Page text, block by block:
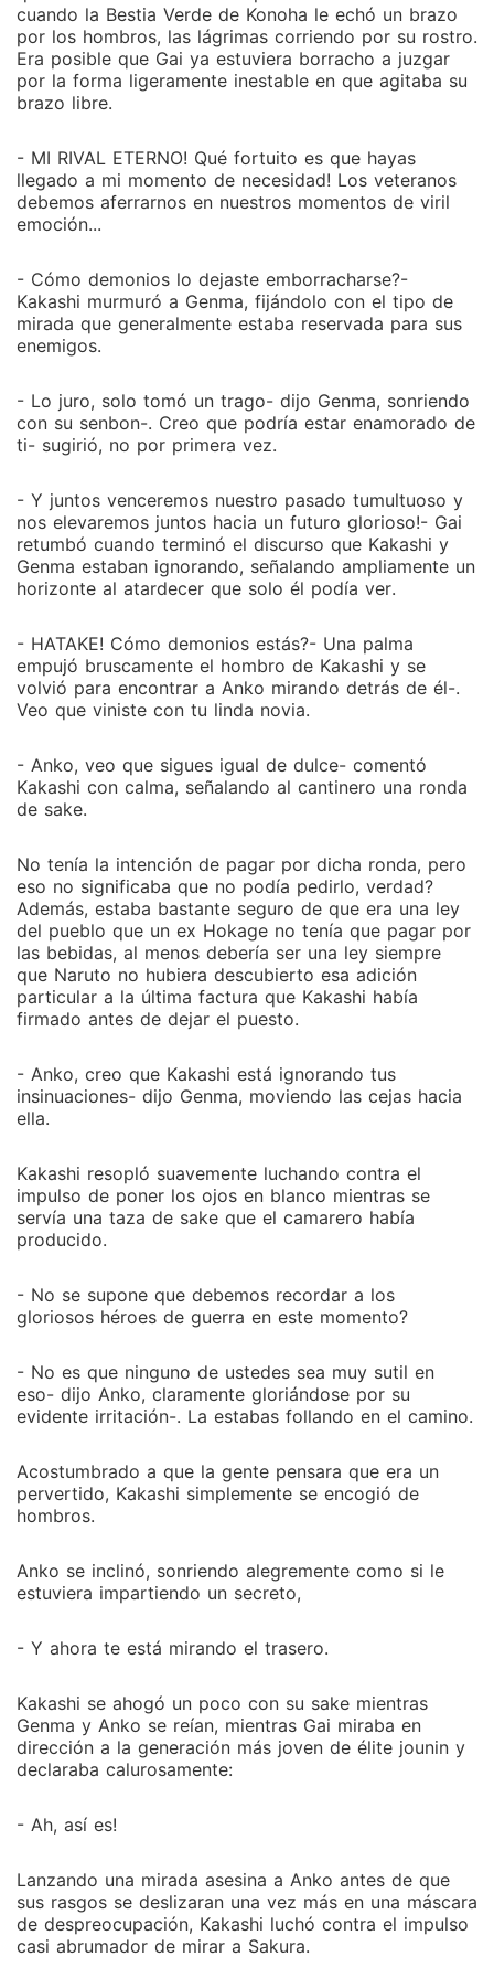
cuando la Bestia Verde de Konoha le echó un brazo
por los hombros, las lágrimas corriendo por su rostro.
Era posible que Gai ya estuviera borracho a juzgar
por la forma ligeramente inestable en que agitaba su
brazo libre.
- MI RIVAL ETERNO! Qué fortuito es que hayas
llegado a mi momento de necesidad! Los veteranos
debemos aferrarnos en nuestros momentos de viril
emoción...
- Cómo demonios lo dejaste emborracharse?-
Kakashi murmuró a Genma, fijándolo con el tipo de
mirada que generalmente estaba reservada para sus
enemigos.
- Lo juro, solo tomó un trago- dijo Genma, sonriendo
con su senbon-. Creo que podría estar enamorado de
ti- sugirió, no por primera vez.
- Y juntos venceremos nuestro pasado tumultuoso y
nos elevaremos juntos hacia un futuro glorioso!- Gai
retumbó cuando terminó el discurso que Kakashi y
Genma estaban ignorando, señalando ampliamente un
horizonte al atardecer que solo él podía ver.
- HATAKE! Cómo demonios estás?- Una palma
empujó bruscamente el hombro de Kakashi y se
volvió para encontrar a Anko mirando detrás de él-.
Veo que viniste con tu linda novia.
- Anko, veo que sigues igual de dulce- comentó
Kakashi con calma, señalando al cantinero una ronda
de sake.
No tenía la intención de pagar por dicha ronda, pero
eso no significaba que no podía pedirlo, verdad?
Además, estaba bastante seguro de que era una ley
del pueblo que un ex Hokage no tenía que pagar por
las bebidas, al menos debería ser una ley siempre
que Naruto no hubiera descubierto esa adición
particular a la última factura que Kakashi había
firmado antes de dejar el puesto.
- Anko, creo que Kakashi está ignorando tus
insinuaciones- dijo Genma, moviendo las cejas hacia
ella.
Kakashi resopló suavemente luchando contra el
impulso de poner los ojos en blanco mientras se
servía una taza de sake que el camarero había
producido.
- No se supone que debemos recordar a los
gloriosos héroes de guerra en este momento?
- No es que ninguno de ustedes sea muy sutil en
eso- dijo Anko, claramente gloriándose por su
evidente irritación-. La estabas follando en el camino.
Acostumbrado a que la gente pensara que era un
pervertido, Kakashi simplemente se encogió de
hombros.
Anko se inclinó, sonriendo alegremente como si le
estuviera impartiendo un secreto,
- Y ahora te está mirando el trasero.
Kakashi se ahogó un poco con su sake mientras
Genma y Anko se reían, mientras Gai miraba en
dirección a la generación más joven de élite jounin y
declaraba calurosamente:
- Ah, así es!
Lanzando una mirada asesina a Anko antes de que
sus rasgos se deslizaran una vez más en una máscara
de despreocupación, Kakashi luchó contra el impulso
casi abrumador de mirar a Sakura.